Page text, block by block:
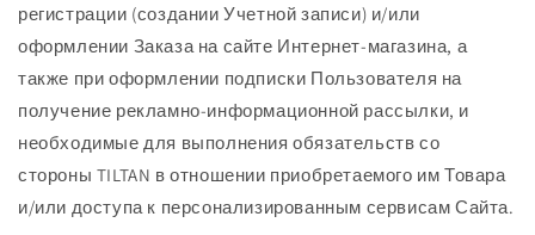
регистрации (создании Учетной записи) и/или
оформлении Заказа на сайте Интернет-магазина, а
также при оформлении подписки Пользователя на
получение рекламно-информационной рассылки, и
необходимые для выполнения обязательств со
стороны TILTAN в отношении приобретаемого им Товара
и/или доступа к персонализированным сервисам Сайта.